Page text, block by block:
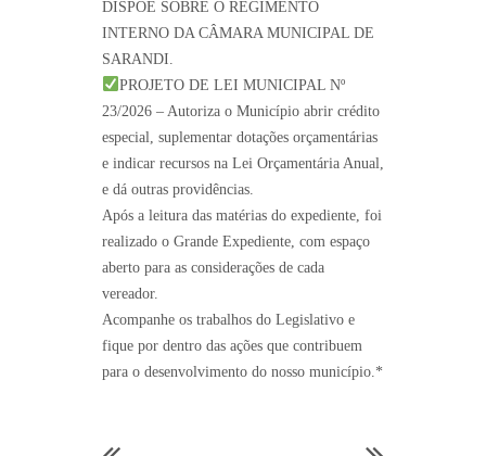
DISPÕE SOBRE O REGIMENTO
INTERNO DA CÂMARA MUNICIPAL DE
SARANDI.
PROJETO DE LEI MUNICIPAL Nº
23/2026 – Autoriza o Município abrir crédito
especial, suplementar dotações orçamentárias
e indicar recursos na Lei Orçamentária Anual,
e dá outras providências.
Após a leitura das matérias do expediente, foi
realizado o Grande Expediente, com espaço
aberto para as considerações de cada
vereador.
Acompanhe os trabalhos do Legislativo e
fique por dentro das ações que contribuem
para o desenvolvimento do nosso município.*